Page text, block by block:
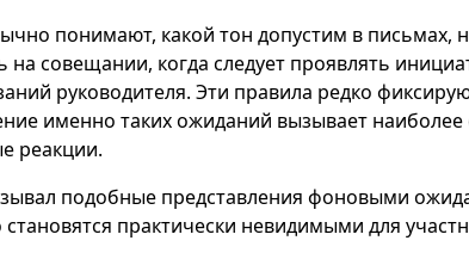
понимают, какой тон допустим в письмах,
совещании, когда следует проявлять
руководителя. Эти правила редко
именно таких ожиданий вызывает
реакции.
подобные представления фоновыми
практически невидимыми для